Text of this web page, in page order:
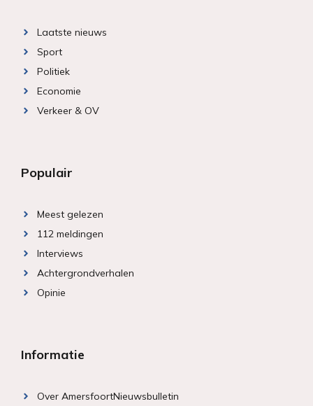
Laatste nieuws
Sport
Politiek
Economie
Verkeer & OV
Populair
Meest gelezen
112 meldingen
Interviews
Achtergrondverhalen
Opinie
Informatie
Over AmersfoortNieuwsbulletin